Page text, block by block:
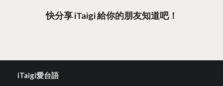
快分享 iTaigi 給你的朋友知道吧！
iTaigi愛台語